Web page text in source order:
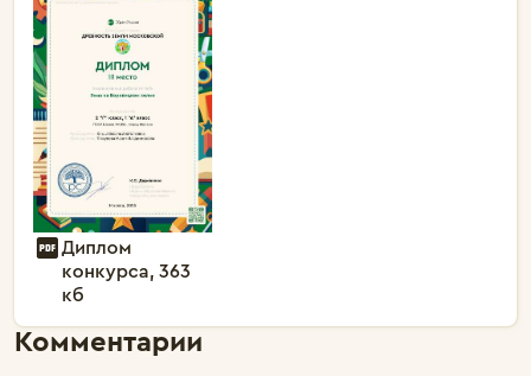
Диплом
конкурса, 363
кб
Комментарии